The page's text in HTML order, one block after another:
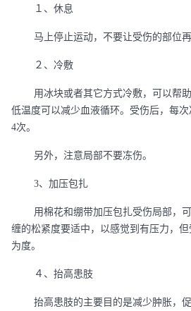
１、休息
马上停止运动，不要让受伤的部位再
２、冷敷
用冰块或者其它方式冷敷，可以帮
低温度可以减少血液循环。受伤后，每次
4次。
另外，注意局部不要冻伤。
3、加压包扎
用棉花和绷带加压包扎受伤局部，
缠的松紧度要适中，以感觉到有压力，
为度。
４、抬高患肢
抬高患肢的主要目的是减少肿胀，促